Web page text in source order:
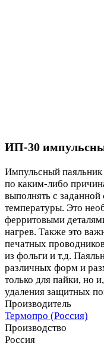
ИП-30
Импульсный паяльник
по каким-либо
выполнять с
температуры. Это
ферритовыми
нагрев. Также это
печатных
из фольги и т.д.
различных форм и
только для пайки, но
удаления защитных
Производитель
Термопро (Россия)
Производство
Россия